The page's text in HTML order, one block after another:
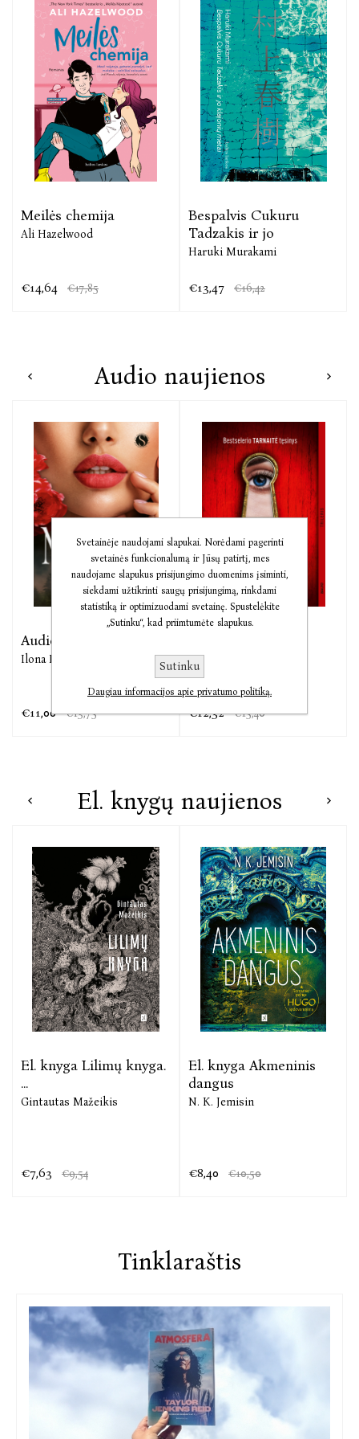
Meilės chemija
Ali Hazelwood
€14,64 €17,85
Bespalvis Cukuru
Tadzakis ir jo
Haruki Murakami
€13,47 €16,42
Audio naujienos
Audio Nuodas
Ilona Madelaine
€11,00 €13,75
paslaptis
Freida McFadden
€12,32 €15,40
El. knygų naujienos
El. knyga Lilimų knyga.
...
Gintautas Mažeikis
€7,63 €9,54
El. knyga Akmeninis
dangus
N. K. Jemisin
€8,40 €10,50
Tinklaraštis
Svetainėje naudojami slapukai. Norėdami pagerinti
svetainės funkcionalumą ir Jūsų patirtį, mes
naudojame slapukus prisijungimo duomenims įsiminti,
siekdami užtikrinti saugų prisijungimą, rinkdami
statistiką ir optimizuodami svetainę. Spustelėkite
„Sutinku“, kad priimtumėte slapukus.
Sutinku
Daugiau informacijos apie privatumo politiką.